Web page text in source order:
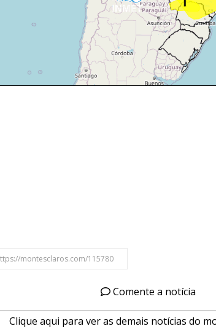
Comente a notícia
Clique aqui para ver as demais notícias do